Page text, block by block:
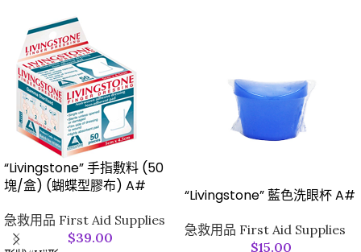
“Livingstone” 手指敷料 (50
塊/盒) (蝴蝶型膠布) A#
急救用品 First Aid Supplies
$39.00
“Livingstone” 藍色洗眼杯 A#
急救用品 First Aid Supplies
$15.00